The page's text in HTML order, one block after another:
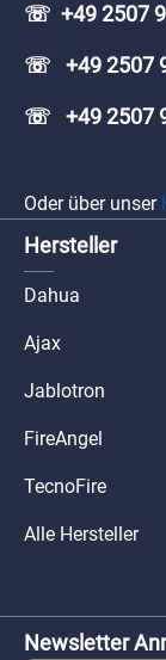
☏ +49 2507
☏ +49 2507
☏ +49 2507
Oder über unser
Hersteller
Dahua
Ajax
Jablotron
FireAngel
TecnoFire
Alle Hersteller
Newsletter